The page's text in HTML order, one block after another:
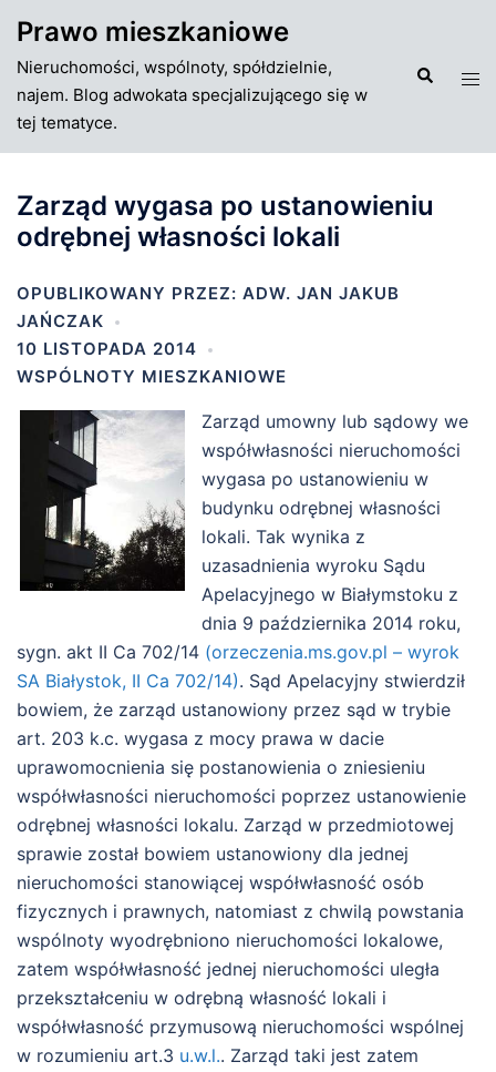
do
treści
Prawo mieszkaniowe
Nieruchomości, wspólnoty, spółdzielnie,
najem. Blog adwokata specjalizującego się w
tej tematyce.
Szukaj
Zarząd wygasa po ustanowieniu
odrębnej własności lokali
OPUBLIKOWANY PRZEZ: ADW. JAN JAKUB
JAŃCZAK
10 LISTOPADA 2014
WSPÓLNOTY MIESZKANIOWE
Zarząd umowny lub sądowy we
współwłasności nieruchomości
wygasa po ustanowieniu w
budynku odrębnej własności
lokali. Tak wynika z
uzasadnienia wyroku Sądu
Apelacyjnego w Białymstoku z
dnia 9 października 2014 roku,
sygn. akt II Ca 702/14 (orzeczenia.ms.gov.pl – wyrok
SA Białystok, II Ca 702/14). Sąd Apelacyjny stwierdził
bowiem, że zarząd ustanowiony przez sąd w trybie
art. 203 k.c. wygasa z mocy prawa w dacie
uprawomocnienia się postanowienia o zniesieniu
współwłasności nieruchomości poprzez ustanowienie
odrębnej własności lokalu. Zarząd w przedmiotowej
sprawie został bowiem ustanowiony dla jednej
nieruchomości stanowiącej współwłasność osób
fizycznych i prawnych, natomiast z chwilą powstania
wspólnoty wyodrębniono nieruchomości lokalowe,
zatem współwłasność jednej nieruchomości uległa
przekształceniu w odrębną własność lokali i
współwłasność przymusową nieruchomości wspólnej
w rozumieniu art.3 u.w.l.. Zarząd taki jest zatem